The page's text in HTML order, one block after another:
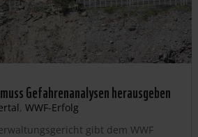
Gefahrenanalysen herausgeben
, WWF-Erfolg
gibt dem WWF